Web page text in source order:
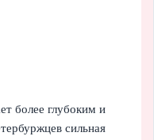
более глубоким и
сильная